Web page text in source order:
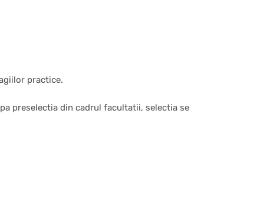
practice.
preselectia din cadrul facultatii, selectia se